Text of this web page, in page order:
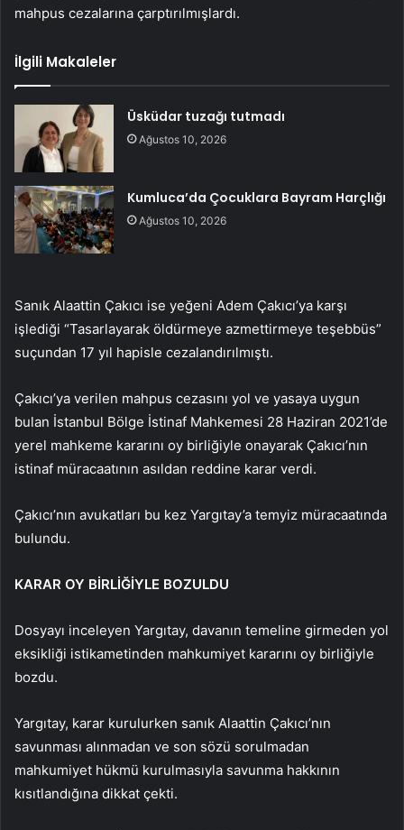
mahpus cezalarına çarptırılmışlardı.
İlgili Makaleler
Üsküdar tuzağı tutmadı
Ağustos 10, 2026
Kumluca’da Çocuklara Bayram Harçlığı
Ağustos 10, 2026
Sanık Alaattin Çakıcı ise yeğeni Adem Çakıcı’ya karşı
işlediği “Tasarlayarak öldürmeye azmettirmeye teşebbüs”
suçundan 17 yıl hapisle cezalandırılmıştı.
Çakıcı’ya verilen mahpus cezasını yol ve yasaya uygun
bulan İstanbul Bölge İstinaf Mahkemesi 28 Haziran 2021’de
yerel mahkeme kararını oy birliğiyle onayarak Çakıcı’nın
istinaf müracaatının asıldan reddine karar verdi.
Çakıcı’nın avukatları bu kez Yargıtay’a temyiz müracaatında
bulundu.
KARAR OY BİRLİĞİYLE BOZULDU
Dosyayı inceleyen Yargıtay, davanın temeline girmeden yol
eksikliği istikametinden mahkumiyet kararını oy birliğiyle
bozdu.
Yargıtay, karar kurulurken sanık Alaattin Çakıcı’nın
savunması alınmadan ve son sözü sorulmadan
mahkumiyet hükmü kurulmasıyla savunma hakkının
kısıtlandığına dikkat çekti.